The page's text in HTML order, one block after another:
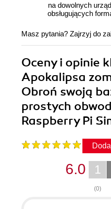
na dowolnych
obsługujących
Masz pytania? Zajrzyj do
Oceny i opinie
Apokalipsa
Obroń swoją
prostych
Raspberry Pi
1
(0)
6.0